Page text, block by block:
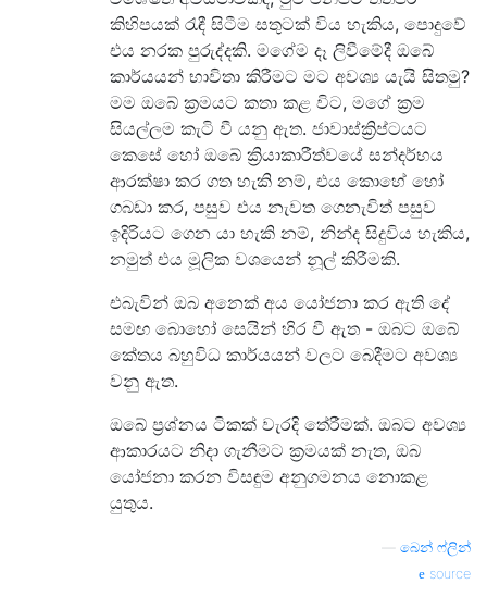
කිහිපයක් රැඳී සිටීම සතුටක් විය හැකිය, පොදුවේ
එය නරක පුරුද්දකි. මගේම දෑ ලිවීමේදී ඔබේ
කාර්යයන් භාවිතා කිරීමට මට අවශ්‍ය යැයි සිතමු?
මම ඔබේ ක්‍රමයට කතා කළ විට, මගේ ක්‍රම
සියල්ලම කැටි වී යනු ඇත. ජාවාස්ක්‍රිප්ටයට
කෙසේ හෝ ඔබේ ක්‍රියාකාරීත්වයේ සන්දර්භය
ආරක්ෂා කර ගත හැකි නම්, එය කොහේ හෝ
ගබඩා කර, පසුව එය නැවත ගෙනැවිත් පසුව
ඉදිරියට ගෙන යා හැකි නම්, නින්ද සිදුවිය හැකිය,
නමුත් එය මූලික වශයෙන් නූල් කිරීමකි.
එබැවින් ඔබ අනෙක් අය යෝජනා කර ඇති දේ
සමඟ බොහෝ සෙයින් හිර වී ඇත - ඔබට ඔබේ
කේතය බහුවිධ කාර්යයන් වලට බෙදීමට අවශ්‍ය
වනු ඇත.
ඔබේ ප්‍රශ්නය ටිකක් වැරදි තේරීමක්. ඔබට අවශ්‍ය
ආකාරයට නිදා ගැනීමට ක්‍රමයක් නැත, ඔබ
යෝජනා කරන විසඳුම අනුගමනය නොකළ
යුතුය.
බෙන් ෆ්ලින්
source